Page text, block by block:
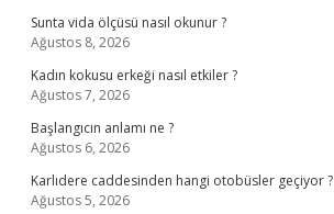
Sunta vida ölçüsü nasıl okunur ?
Ağustos 8, 2026
Kadın kokusu erkeği nasıl etkiler ?
Ağustos 7, 2026
Başlangıcın anlamı ne ?
Ağustos 6, 2026
Karlıdere caddesinden hangi otobüsler geçiyor ?
Ağustos 5, 2026